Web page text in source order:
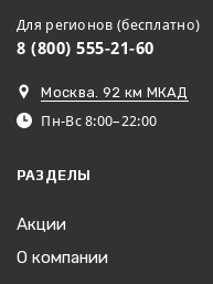
Для регионов (бесплатно)
8 (800) 555-21-60
Москва. 92 км МКАД
Пн-Вс 8:00–22:00
РАЗДЕЛЫ
Акции
О компании